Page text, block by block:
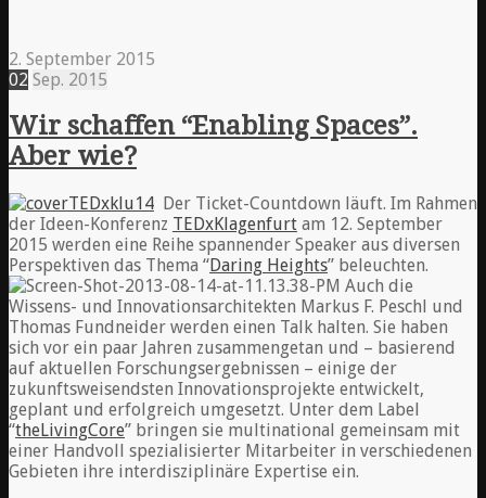
2. September 2015
02 Sep. 2015
Wir schaffen “Enabling Spaces”.
Aber wie?
Der Ticket-Countdown läuft. Im Rahmen
der Ideen-Konferenz TEDxKlagenfurt am 12. September
2015 werden eine Reihe spannender Speaker aus diversen
Perspektiven das Thema “Daring Heights” beleuchten.
Auch die
Wissens- und Innovationsarchitekten Markus F. Peschl und
Thomas Fundneider werden einen Talk halten. Sie haben
sich vor ein paar Jahren zusammengetan und – basierend
auf aktuellen Forschungsergebnissen – einige der
zukunftsweisendsten Innovationsprojekte entwickelt,
geplant und erfolgreich umgesetzt. Unter dem Label
“theLivingCore” bringen sie multinational gemeinsam mit
einer Handvoll spezialisierter Mitarbeiter in verschiedenen
Gebieten ihre interdisziplinäre Expertise ein.